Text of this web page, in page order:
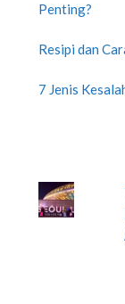
Penting?
Resipi dan
7 Jenis